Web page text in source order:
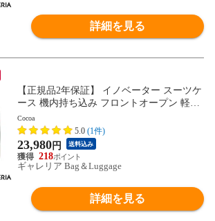
詳細を見る
【正規品2年保証】 イノベーター スーツケ
ース 機内持ち込み フロントオープン 軽量
innovator キャリーケース ブランド 小さめ
Sサイズ ストッパー TSAロック 3泊 4泊 38
L Extreme Journey Cabin INV50
Cocoa
5.0 (1件)
23,980円 送料込み
218
ギャレリア Bag＆Luggage
詳細を見る